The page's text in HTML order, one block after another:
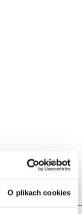
O plikach cookies